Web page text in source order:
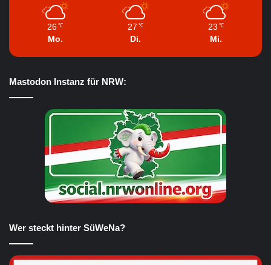
26 ℃
Mo.
27 ℃
Di.
23 ℃
Mi.
Mastodon Instanz für NRW:
Wer steckt hinter SüWeNa?